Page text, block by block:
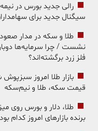
رالی جدید بورس در
سیگنال جدید برای
طلا و سکه در مدار
نشست / چرا سرمایه‌ها
فلز زرد برگشته‌اند؟
بازار طلا امروز
قیمت سکه، طلا و نیم‌سکه
طلا، دلار و بورس روی
برنده بازارهای امروز کدام